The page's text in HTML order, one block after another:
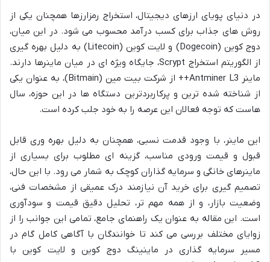
در دنیای پویای ارزهای دیجیتال، استخراج رمزارزها همچنان یکی از
روش های جذاب برای کسب درآمد محسوب می شود. در این میان،
دوج کوین (Dogecoin) و لایت کوین (Litecoin) به دلیل بهره گیری
از الگوریتم استخراج Scrypt، جایگاه ویژه ای در میان ماینرها دارند.
ماینر Antminer L3++ از شرکت بیت مین (Bitmain)، به عنوان یکی
از شناخته شده ترین و پرکاربردترین دستگاه ها در این حوزه، سال
هاست که توجه فعالان این عرصه را به خود جلب کرده است.
این ماینر، با وجود قدمت نسبی، همچنان به دلیل بهره وری قابل
قبول و قیمت ورودی مناسب، گزینه ای مطلوب برای بسیاری از
ماینرهای خانگی و سرمایه گذاران کوچک به شمار می رود. با این حال،
تصمیم گیری برای خرید آن نیازمند درک عمیقی از مشخصات فنی،
وضعیت بازار، و از همه مهم تر، تحلیل دقیق قیمت و سودآوری
است. این مقاله به عنوان یک راهنمای جامع، تمامی این جوانب را از
زوایای مختلف بررسی می کند تا خوانندگان با آگاهی کامل گام در
مسیر سرمایه گذاری در ماینینگ دوج کوین و لایت کوین با